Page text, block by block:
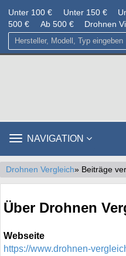
Unter 100 € Unter 150 €
500 €
Ab 500 € Drohnen
TOGGLE
NAVIGATION
Drohnen Vergleich» Beiträge
Über Drohnen
Webseite
https://www.drohnen-